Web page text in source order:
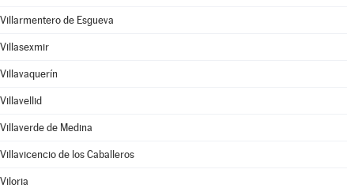
Villarmentero de Esgueva
Villasexmir
Villavaquerín
Villavellid
Villaverde de Medina
Villavicencio de los Caballeros
Viloria